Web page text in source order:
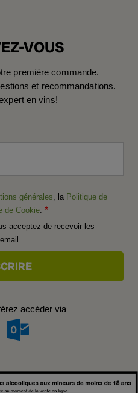
VOUS
première commande.
et recommandations.
en vins!
générales , la Politique de
de Cookie
acceptez de recevoir les
accéder via